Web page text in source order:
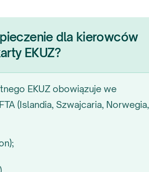
dla kierowców
EKUZ?
EKUZ obowiązuje we
(Islandia, Szwajcaria, Norwegia,